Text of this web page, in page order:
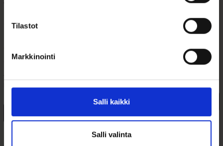
Tilastot
Markkinointi
Salli kaikki
Salli valinta
Valokuva albumi
078410
Arvostelu
5.00/ 5
38,00€
Muumi-säästöl...
Ihastuttava tinattu Muumipeikko-
Lisää toivelistalle